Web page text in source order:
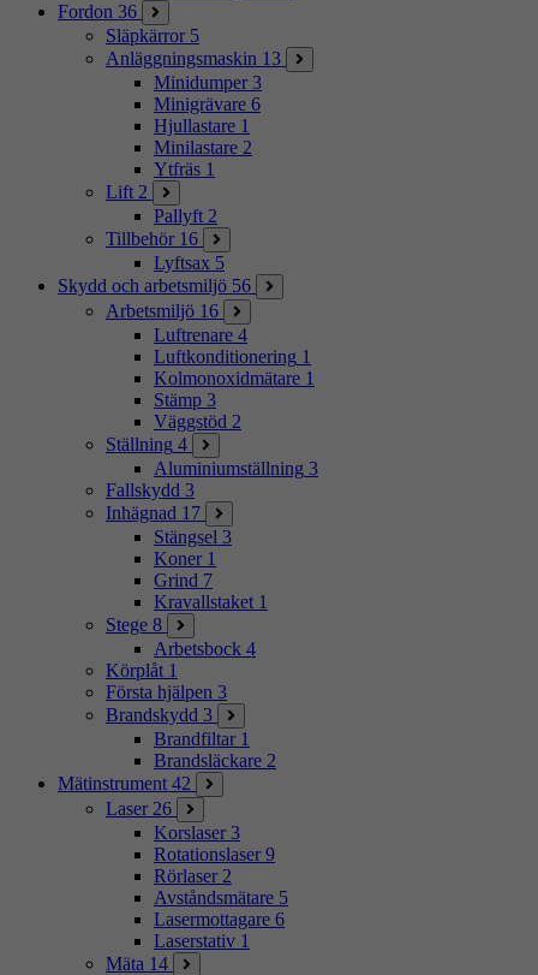
Fordon 36
Släpkärror 5
Anläggningsmaskin 13
Minidumper 3
Minigrävare 6
Hjullastare 1
Minilastare 2
Ytfräs 1
Lift 2
Pallyft 2
Tillbehör 16
Lyftsax 5
Skydd och arbetsmiljö 56
Arbetsmiljö 16
Luftrenare 4
Luftkonditionering 1
Kolmonoxidmätare 1
Stämp 3
Väggstöd 2
Ställning 4
Aluminiumställning 3
Fallskydd 3
Inhägnad 17
Stängsel 3
Koner 1
Grind 7
Kravallstaket 1
Stege 8
Arbetsbock 4
Körplåt 1
Första hjälpen 3
Brandskydd 3
Brandfiltar 1
Brandsläckare 2
Mätinstrument 42
Laser 26
Korslaser 3
Rotationslaser 9
Rörlaser 2
Avståndsmätare 5
Lasermottagare 6
Laserstativ 1
Mäta 14